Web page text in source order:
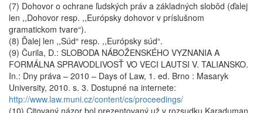
(7) Dohovor o ochrane ľudských práv a základných slobôd (ďalej
len ,,Dohovor resp. ,,Európsky dohovor v príslušnom
gramatickom tvare“).
(8) Ďalej len ,,Súd“ resp. ,,Európsky súd“.
(9) Čurila, D.: SLOBODA NÁBOŽENSKÉHO VYZNANIA A
FORMÁLNA SPRAVODLIVOSŤ VO VECI LAUTSI V. TALIANSKO.
In.: Dny práva – 2010 – Days of Law, 1. ed. Brno : Masaryk
University, 2010. s. 3. Dostupné na internete:
http://www.law.muni.cz/content/cs/proceedings/
(10) Citovaný názor bol prezentovaný už v rozsudku Karaduman